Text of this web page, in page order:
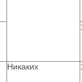
Никаких